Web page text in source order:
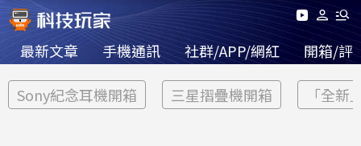
最新文章 手機通訊 社群/APP/網紅 開箱/評
Sony紀念耳機開箱 三星摺疊機開箱 「全新